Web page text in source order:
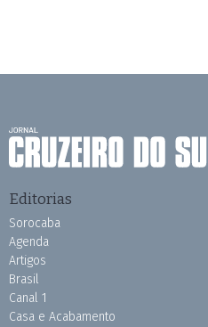
Editorias
Sorocaba
Agenda
Artigos
Brasil
Canal 1
Casa e Acabamento